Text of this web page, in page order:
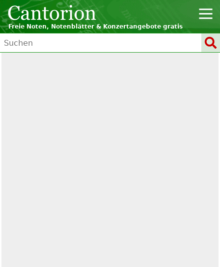
Freie Noten, Notenblätter & Konzertangebote gratis